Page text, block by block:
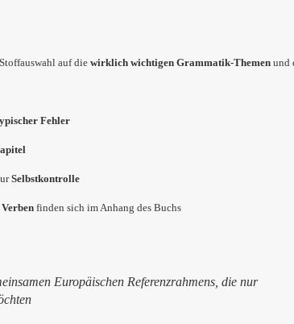
auf die wirklich wichtigen Grammatik-Themen und
Fehler
Selbstkontrolle
finden sich im Anhang des Buchs
Europäischen Referenzrahmens, die nur